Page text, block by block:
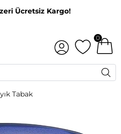
Ücretsiz Kargo!
0
Tabak